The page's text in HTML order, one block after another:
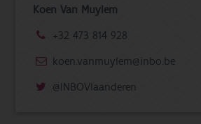
Koen Van Muylem
+32 473 814 928
koen.vanmuylem@inbo.be
@INBOVlaanderen